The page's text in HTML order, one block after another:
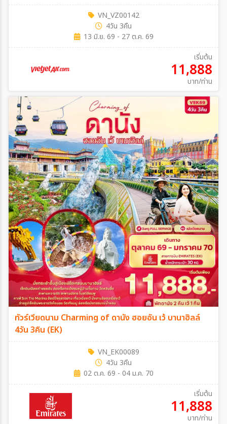
VN_VZ00142
4วัน 3คืน
13 มิ.ย. 69 - 27 ต.ค. 69
เริ่มต้น
11,888
บาท/ท่าน
ทัวร์เวียดนาม Charming of ดานัง ฮอยอัน เว้ บานาฮิลล์
4วัน 3คืน (EK)
VN_EK00089
4วัน 3คืน
02 ต.ค. 69 - 04 ม.ค. 70
เริ่มต้น
11,888
บาท/ท่าน